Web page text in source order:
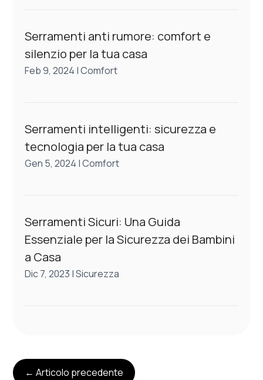
Serramenti anti rumore: comfort e
silenzio per la tua casa
Feb 9, 2024 |Comfort
Serramenti intelligenti: sicurezza e
tecnologia per la tua casa
Gen 5, 2024 |Comfort
Serramenti Sicuri: Una Guida
Essenziale per la Sicurezza dei Bambini
a Casa
Dic 7, 2023 |Sicurezza
←Articolo precedente